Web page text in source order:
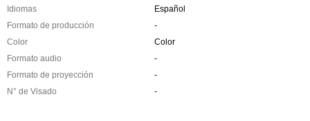
Idiomas
Español
Formato de producción
-
Color
Color
Formato audio
-
Formato de proyección
-
N° de Visado
-